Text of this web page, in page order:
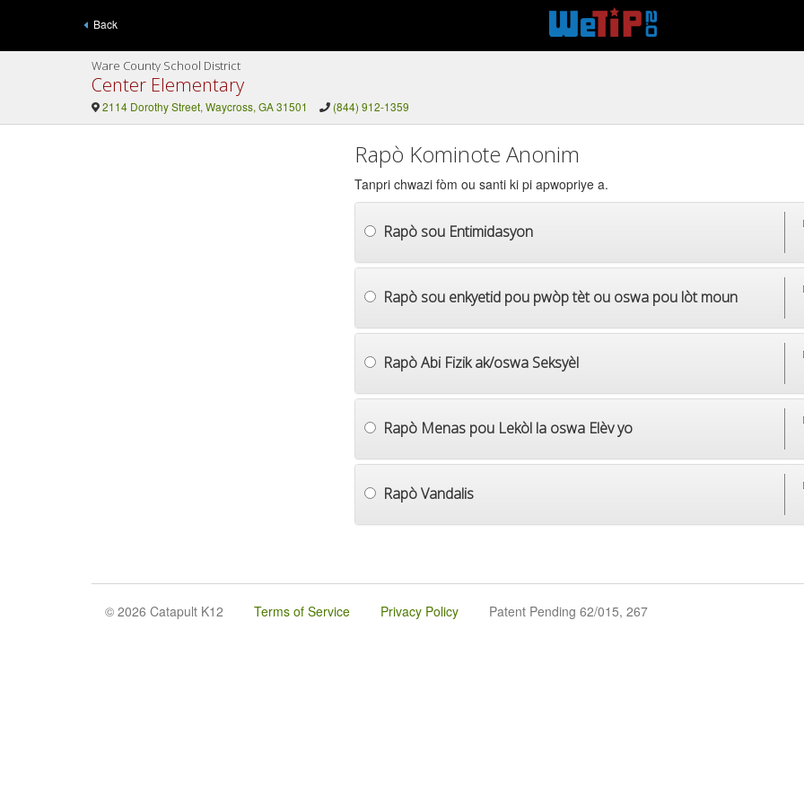
Back
Ware County School District
Center Elementary
2114 Dorothy Street, Waycross, GA 31501 (844) 912-1359
Rapò Kominote Anonim
Tanpri chwazi fòm ou santi ki pi apwopriye a.
Rapò sou Entimidasyon
Rapò sou enkyetid pou pwòp tèt ou oswa pou lòt moun
Rapò Abi Fizik ak/oswa Seksyèl
Rapò Menas pou Lekòl la oswa Elèv yo
Rapò Vandalis
© 2026 Catapult K12 Terms of Service Privacy Policy Patent Pending 62/015, 267